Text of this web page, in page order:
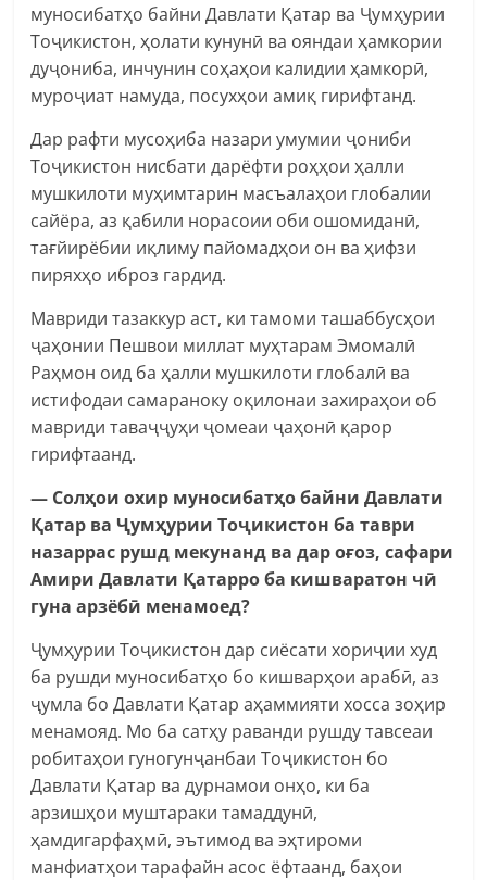
муносибатҳо байни Давлати Қатар ва Ҷумҳурии
Тоҷикистон, ҳолати кунунӣ ва ояндаи ҳамкории
дуҷониба, инчунин соҳаҳои калидии ҳамкорӣ,
муроҷиат намуда, посухҳои амиқ гирифтанд.
Дар рафти мусоҳиба назари умумии ҷониби
Тоҷикистон нисбати дарёфти роҳҳои ҳалли
мушкилоти муҳимтарин масъалаҳои глобалии
сайёра, аз қабили норасоии оби ошомиданӣ,
тағйирёбии иқлиму пайомадҳои он ва ҳифзи
пиряхҳо иброз гардид.
Мавриди тазаккур аст, ки тамоми ташаббусҳои
ҷаҳонии Пешвои миллат муҳтарам Эмомалӣ
Раҳмон оид ба ҳалли мушкилоти глобалӣ ва
истифодаи самараноку оқилонаи захираҳои об
мавриди таваҷҷуҳи ҷомеаи ҷаҳонӣ қарор
гирифтаанд.
— Солҳои охир муносибатҳо байни Давлати
Қатар ва Ҷумҳурии Тоҷикистон ба таври
назаррас рушд мекунанд ва дар оғоз, сафари
Амири Давлати Қатарро ба кишваратон чӣ
гуна арзёбӣ менамоед?
Ҷумҳурии Тоҷикистон дар сиёсати хориҷии худ
ба рушди муносибатҳо бо кишварҳои арабӣ, аз
ҷумла бо Давлати Қатар аҳаммияти хосса зоҳир
менамояд. Мо ба сатҳу раванди рушду тавсеаи
робитаҳои гуногунҷанбаи Тоҷикистон бо
Давлати Қатар ва дурнамои онҳо, ки ба
арзишҳои муштараки тамаддунӣ,
ҳамдигарфаҳмӣ, эътимод ва эҳтироми
манфиатҳои тарафайн асос ёфтаанд, баҳои